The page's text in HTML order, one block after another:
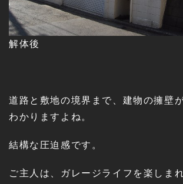
解体後
道路と敷地の境界まで、建物の擁壁
わかりますよね。
結構な圧迫感です。
ご主人は、ガレージライフを楽しま